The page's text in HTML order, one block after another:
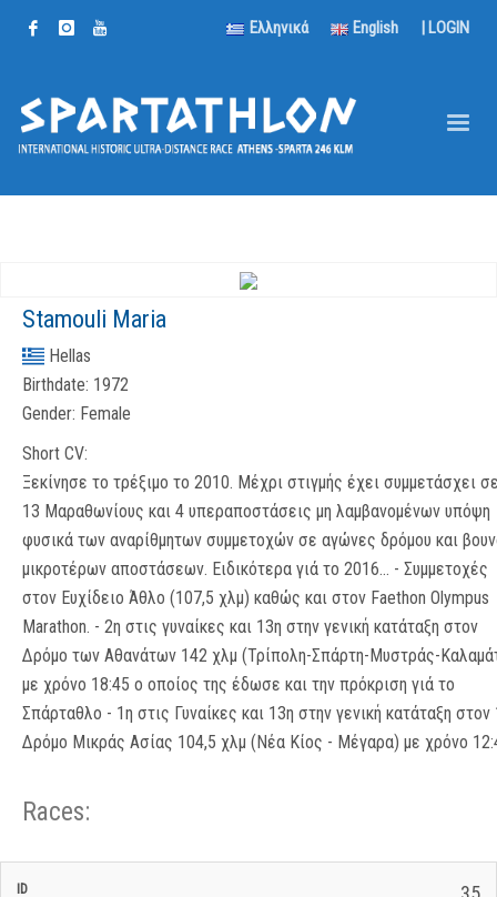
Ελληνικά English | LOGIN
Stamouli Maria
Hellas
Birthdate: 1972
Gender: Female
Short CV:
Ξεκίνησε το τρέξιμο το 2010. Μέχρι στιγμής έχει συμμετάσχει
13 Μαραθωνίους και 4 υπεραποστάσεις μη λαμβανομένων υπόψη
φυσικά των αναρίθμητων συμμετοχών σε αγώνες δρόμου και
μικροτέρων αποστάσεων. Ειδικότερα γιά το 2016... - Συμμετοχές
στον Ευχίδειο Άθλο (107,5 χλμ) καθώς και στον Faethon Olympus
Marathon. - 2η στις γυναίκες και 13η στην γενική κατάταξη στον
Δρόμο των Αθανάτων 142 χλμ (Τρίπολη-Σπάρτη-Μυστράς-
με χρόνο 18:45 ο οποίος της έδωσε και την πρόκριση γιά το
Σπάρταθλο - 1η στις Γυναίκες και 13η στην γενική κατάταξη στον
Δρόμο Μικράς Ασίας 104,5 χλμ (Νέα Κίος - Μέγαρα) με χρόνο
Races: